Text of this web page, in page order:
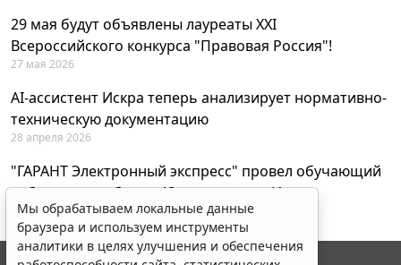
29 мая будут объявлены лауреаты XXI
Всероссийского конкурса "Правовая Россия"!
27 мая 2026
AI-ассистент Искра теперь анализирует нормативно-
техническую документацию
28 апреля 2026
"ГАРАНТ Электронный экспресс" провел обучающий
вебинар по работе с AI-ассистентом Искра
23 апреля 2026
Мы обрабатываем локальные данные
браузера и используем инструменты
аналитики в целях улучшения и обеспечения